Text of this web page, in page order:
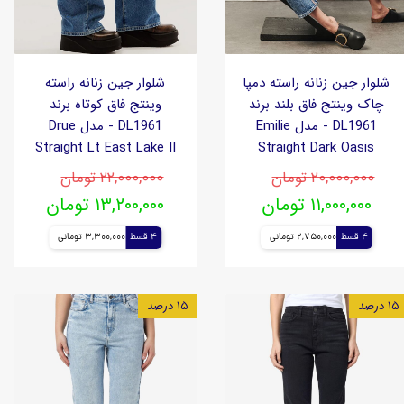
شلوار جین زنانه راسته دمپا
چاک وینتج فاق بلند برند
DL1961 - مدل Emilie
Straight Dark Oasis
۲۰,۰۰۰,۰۰۰ تومان
۱۱,۰۰۰,۰۰۰ تومان
4 قسط 2,750,000 تومانی
شلوار جین زنانه راسته
وینتج فاق کوتاه برند
DL1961 - مدل Drue
Straight Lt East Lake II
۲۲,۰۰۰,۰۰۰ تومان
۱۳,۲۰۰,۰۰۰ تومان
4 قسط 3,300,000 تومانی
۱۵ درصد ۱۵ درصد